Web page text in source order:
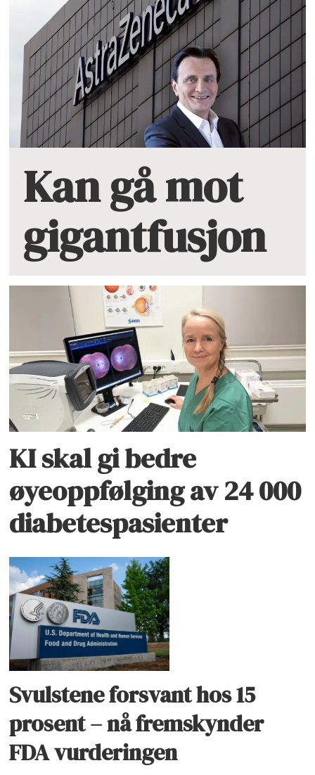
Kan gå mot
gigantfusjon
KI skal gi bedre
øyeoppfølging av 24 000
diabetespasienter
Svulstene forsvant hos 15
prosent – nå fremskynder
FDA vurderingen